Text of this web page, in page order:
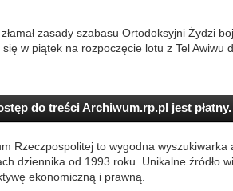
zasady szabasu Ortodoksyjni Żydzi
się w piątek na rozpoczęcie lotu z Tel Awiwu
do treści Archiwum.rp.pl jest płatny.
Rzeczpospolitej to wygodna
dziennika od 1993 roku. Unikalne źródło
ekonomiczną i prawną.